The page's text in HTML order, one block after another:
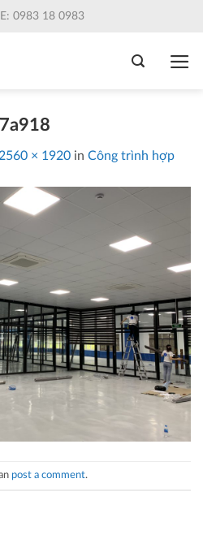
0983 18 0983
2560 × 1920 in Công trình hợp
post a comment.